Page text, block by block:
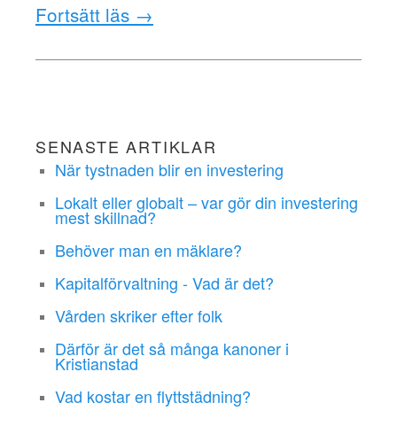
Fortsätt läs →
SENASTE ARTIKLAR
När tystnaden blir en investering
Lokalt eller globalt – var gör din investering
mest skillnad?
Behöver man en mäklare?
Kapitalförvaltning - Vad är det?
Vården skriker efter folk
Därför är det så många kanoner i
Kristianstad
Vad kostar en flyttstädning?